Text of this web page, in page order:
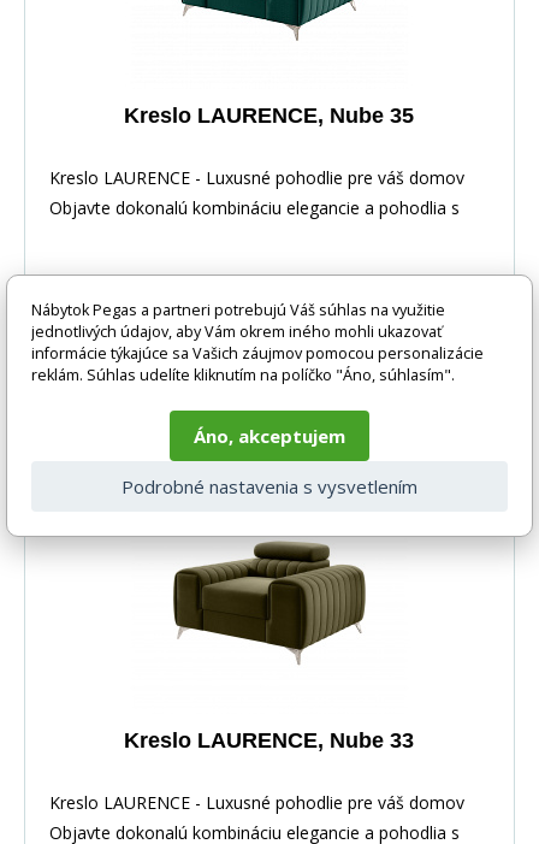
Kreslo LAURENCE, Nube 35
Kreslo LAURENCE - Luxusné pohodlie pre váš domov
Objavte dokonalú kombináciu elegancie a pohodlia s
499 EUR
420 EUR DO KOŠÍKA
Kreslo LAURENCE, Nube 33
Kreslo LAURENCE - Luxusné pohodlie pre váš domov
Objavte dokonalú kombináciu elegancie a pohodlia s
Nábytok Pegas a partneri potrebujú Váš súhlas na využitie
jednotlivých údajov, aby Vám okrem iného mohli ukazovať
informácie týkajúce sa Vašich záujmov pomocou personalizácie
reklám. Súhlas udelíte kliknutím na políčko "Áno, súhlasím".
Áno, akceptujem
Podrobné nastavenia s vysvetlením